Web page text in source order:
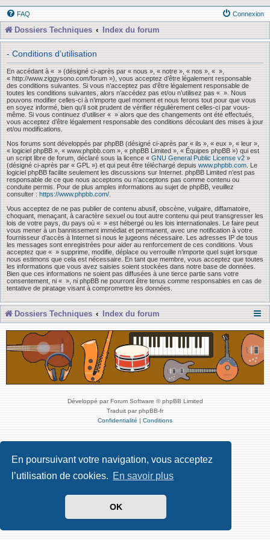
En poursuivant votre navigation, vous acceptez
l’utilisation de cookies. En savoir plus
OK
FAQ Connexion
Dossiers Techniques Index du forum
- Conditions d’utilisation
En accédant à « » (désigné ci-après par « nous », « notre », « nos », « »,
« http://www.ziggysono.com/forum »), vous acceptez d’être légalement responsable
des conditions suivantes. Si vous n’acceptez pas d’être légalement responsable de
toutes les conditions suivantes, alors n’accédez pas et/ou n’utilisez pas « ». Nous
pouvons modifier celles-ci à n’importe quel moment et nous ferons tout pour que vous
en soyez informé, bien qu’il soit prudent de vérifier régulièrement celles-ci par vous-
même. Si vous continuez d’utiliser « » alors que des changements ont été effectués,
vous acceptez d’être légalement responsable des conditions découlant des mises à jour
et/ou modifications.
Nos forums sont développés par phpBB (désigné ci-après par « ils », « eux », « leur »,
« logiciel phpBB », « www.phpbb.com », « phpBB Limited », « Équipes phpBB ») qui est
un script libre de forum, déclaré sous la licence « GNU General Public License v2 »
(désigné ci-après par « GPL ») et qui peut être téléchargé depuis www.phpbb.com . Le
logiciel phpBB facilite seulement les discussions sur Internet. phpBB Limited n’est pas
responsable de ce que nous acceptons ou n’acceptons pas comme contenu ou
conduite permis. Pour de plus amples informations au sujet de phpBB, veuillez
consulter : https://www.phpbb.com/
Vous acceptez de ne pas publier de contenu abusif, obscène, vulgaire, diffamatoire,
choquant, menaçant, à caractère sexuel ou tout autre contenu qui peut transgresser les
lois de votre pays, du pays où « » est hébergé ou les lois internationales. Le faire peut
vous mener à un bannissement immédiat et permanent, avec une notification à votre
fournisseur d’accès à Internet si nous le jugeons nécessaire. Les adresses IP de tous
les messages sont enregistrées pour aider au renforcement de ces conditions. Vous
acceptez que « » supprime, modifie, déplace ou verrouille n’importe quel sujet lorsque
nous estimons que cela est nécessaire. En tant que membre, vous acceptez que toutes
les informations que vous avez saisies soient stockées dans notre base de données.
Bien que ces informations ne soient pas diffusées à une tierce partie sans votre
consentement, ni « », ni phpBB ne pourront être tenus comme responsables en cas de
tentative de piratage visant à compromettre les données.
Dossiers Techniques Index du forum
Développé par Forum Software © phpBB Limited
Traduit par phpBB-fr
Confidentialité | Conditions